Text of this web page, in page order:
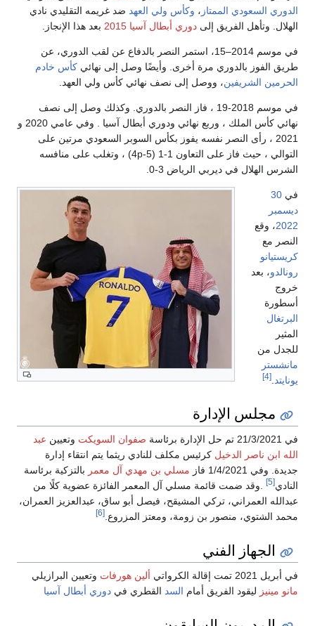
السعودي الممتاز،وكأس ولي العهد ضد غريمه التقليدي نادي
وتأهل الفريق إلىدوري أبطال آسيا 2015 بعد هذا الإنجاز.
في موسم 2014–15، استمر النصر بالدفاع عن لقب الدوري، عن
بالدوري مرة أخرى. وأيضًا وصل إلى نهائي كأس خادم
الشريفين ، ووصل إلى نصف نهائي كأس ولي العهد.
في موسم 2018-19 ، فاز النصر بالدوري. وكذلك وصل إلى نصف
نهائي كأس الملك ، وربع نهائي ودوري أبطال آسيا . وفي عامي 2020 و
، رأى النصر نفسه يفوز بكأس السوبر السعودي مرتين على
التوالي ، حيث فاز على التعاون 1-1 (5-4p) ، وتغلب على منافسه
في ديربي الرياض 3-0.
وقع
، بعد
الإدارة
صفوان السويكتوتعيينعبد
ناصر الدخيلكرئيس مكلف للنادي ريثما يتم انتقاء إدارة
4/2021 فاز
مسلي بن مهدي آل معمربالتزكية برئاسة
.وقد ضمت قائمة مسلي آل المعمر الفائزة عضوية كلًا من
العمراني، تركي المشيقح، فيصل أبو ساق، عبدالعزيز العمران،
منصور بن زومة، ومعتز المزروع.
الفني
ألين هورفاتوتعيين البرازيلي
ليقود الفريق أمامالسد القطري فيدوري أبطال آسيا